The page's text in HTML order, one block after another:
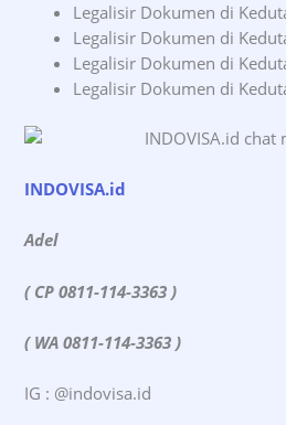
Legalisir Dokumen di
Legalisir Dokumen di
Legalisir Dokumen di
Legalisir Dokumen di
INDOVISA.id
Adel
( CP 0811-114-3363 )
( WA 0811-114-3363 )
IG : @indovisa.id